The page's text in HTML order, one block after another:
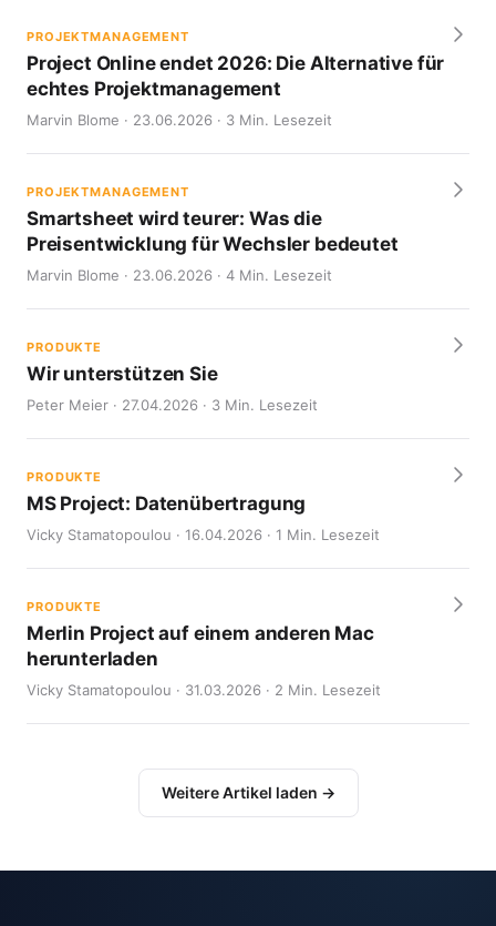
PROJEKTMANAGEMENT
Project Online endet 2026: Die Alternative für
echtes Projektmanagement
Marvin Blome · 23.06.2026 · 3 Min. Lesezeit
PROJEKTMANAGEMENT
Smartsheet wird teurer: Was die
Preisentwicklung für Wechsler bedeutet
Marvin Blome · 23.06.2026 · 4 Min. Lesezeit
PRODUKTE
Wir unterstützen Sie
Peter Meier · 27.04.2026 · 3 Min. Lesezeit
PRODUKTE
MS Project: Datenübertragung
Vicky Stamatopoulou · 16.04.2026 · 1 Min. Lesezeit
PRODUKTE
Merlin Project auf einem anderen Mac
herunterladen
Vicky Stamatopoulou · 31.03.2026 · 2 Min. Lesezeit
Weitere Artikel laden →